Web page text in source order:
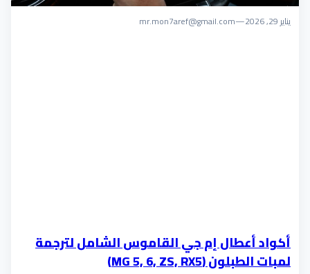
يناير 29, 2026 —
mr.mon7aref@gmail.com
أكواد أعطال إم جي القاموس الشامل لترجمة
لمبات الطبلون (MG 5, 6, ZS, RX5)